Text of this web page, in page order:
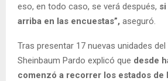
eso, en todo caso, se verá después,
arriba en las encuestas”, aseguró.
Tras presentar 17 nuevas unidades del
Sheinbaum Pardo explicó que desde
comenzó a recorrer los estados de